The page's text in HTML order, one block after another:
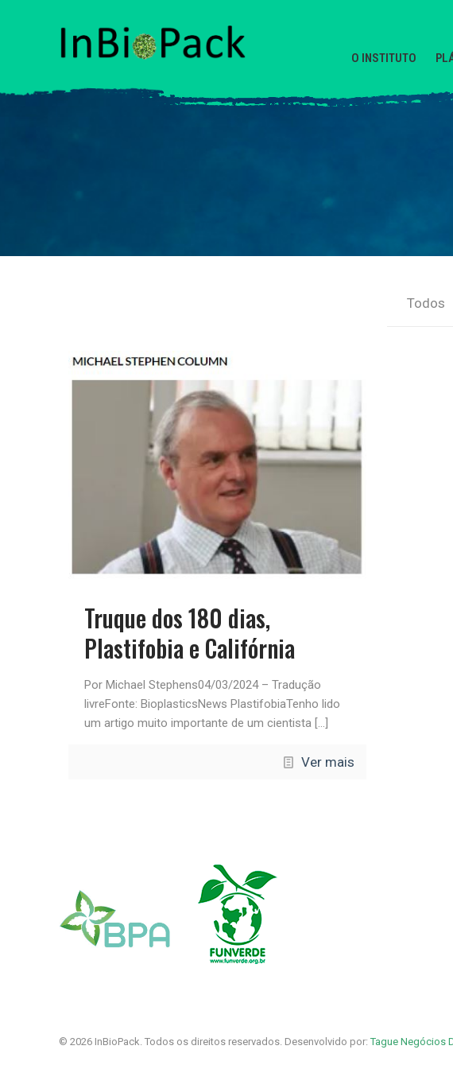
O INSTITUTO
Todos
Truque dos 180 dias,
Plastifobia e Califórnia
Por Michael Stephens04/03/2024 – Tradução
livreFonte: BioplasticsNews PlastifobiaTenho lido
um artigo muito importante de um cientista […]
Ver mais
© 2026 InBioPack. Todos os direitos reservados. Desenvolvido por:Tague Negócios